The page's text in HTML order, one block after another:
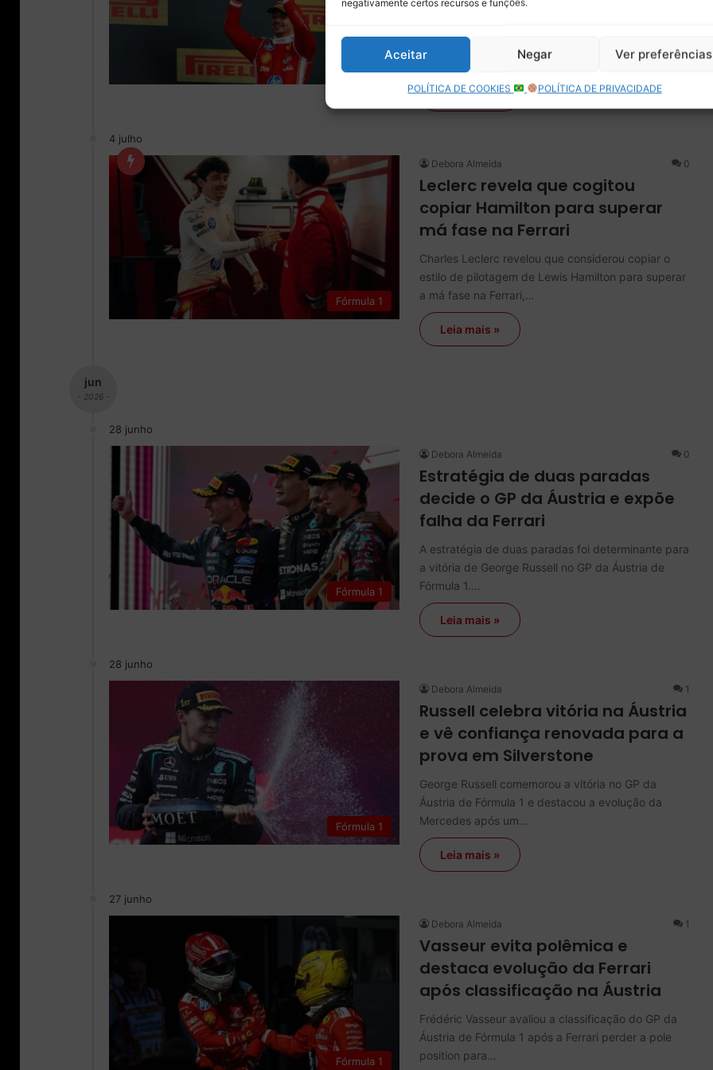
negativamente certos recursos e funções.
Aceitar Negar Ver preferências
POLÍTICA DE COOKIES POLÍTICA DE PRIVACIDADE
Fórmula 1
Fórmula 1, encerrou um jejum de vitórias que durava
desde o GP…
Leia mais »
4 julho
Fórmula 1
Debora Almeida 0
Leclerc revela que cogitou
copiar Hamilton para superar
má fase na Ferrari
Charles Leclerc revelou que considerou copiar o
estilo de pilotagem de Lewis Hamilton para superar
a má fase na Ferrari,…
Leia mais »
jun
- 2026 -
28 junho
Fórmula 1
Debora Almeida 0
Estratégia de duas paradas
decide o GP da Áustria e expõe
falha da Ferrari
A estratégia de duas paradas foi determinante para
a vitória de George Russell no GP da Áustria de
Fórmula 1.…
Leia mais »
28 junho
Fórmula 1
Debora Almeida 1
Russell celebra vitória na Áustria
e vê confiança renovada para a
prova em Silverstone
George Russell comemorou a vitória no GP da
Áustria de Fórmula 1 e destacou a evolução da
Mercedes após um…
Leia mais »
27 junho
Fórmula 1
Debora Almeida 1
Vasseur evita polêmica e
destaca evolução da Ferrari
após classificação na Áustria
Frédéric Vasseur avaliou a classificação do GP da
Áustria de Fórmula 1 após a Ferrari perder a pole
position para…